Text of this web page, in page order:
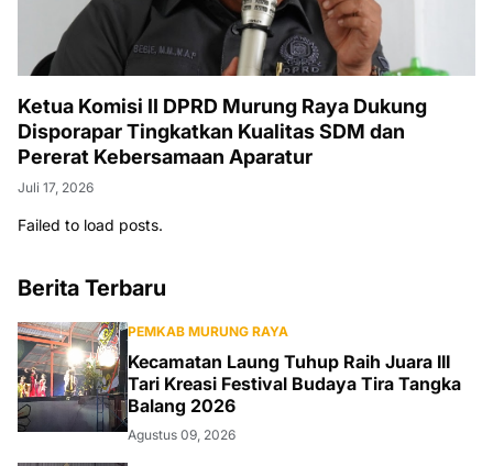
Ketua Komisi II DPRD Murung Raya Dukung
Disporapar Tingkatkan Kualitas SDM dan
Pererat Kebersamaan Aparatur
Juli 17, 2026
Failed to load posts.
Berita Terbaru
PEMKAB MURUNG RAYA
Kecamatan Laung Tuhup Raih Juara III
Tari Kreasi Festival Budaya Tira Tangka
Balang 2026
Agustus 09, 2026